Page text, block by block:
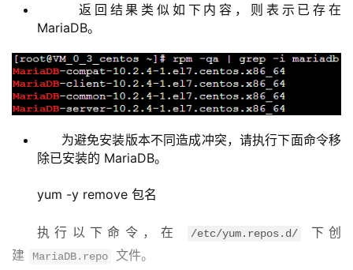
基
设
施
运
维
网
返回结果类似如下内容，则表示已存在
MariaDB。
为避免安装版本不同造成冲突，请执行下面命令移
除已安装的 MariaDB。
yum -y remove 包名
执行以下命令，在 /etc/yum.repos.d/
下创
建
MariaDB.repo 文件。